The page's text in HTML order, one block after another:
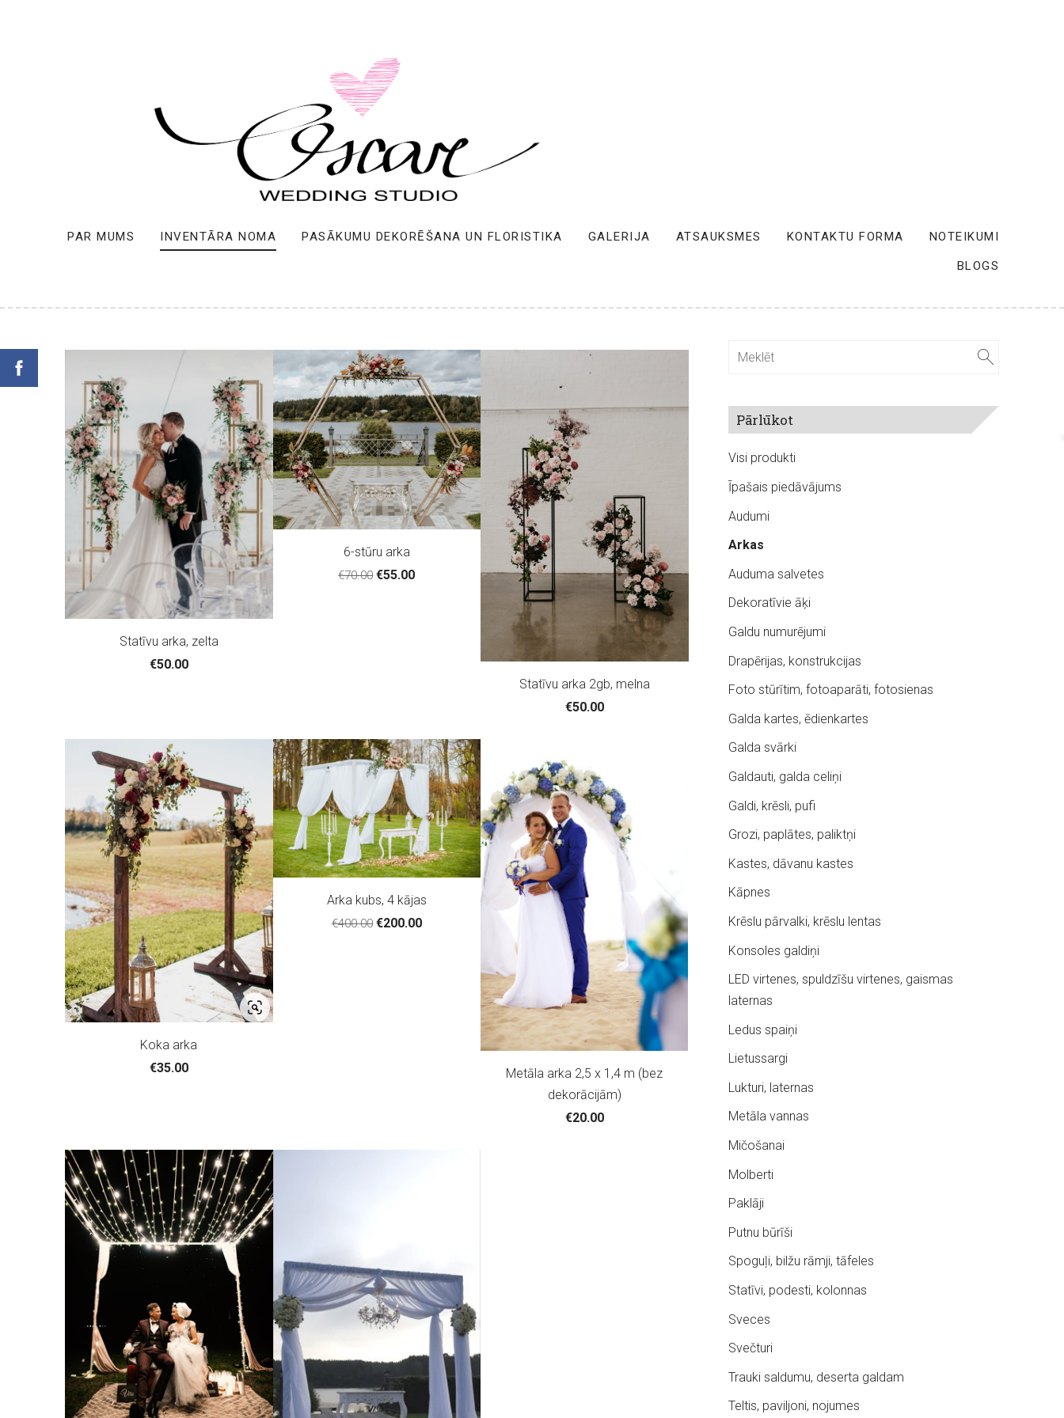
PAR MUMS INVENTĀRA NOMA PASĀKUMU DEKORĒŠANA UN FLORISTIKA GALERIJA ATSAUKSMES KONTAKTU FORMA NOTEIKUMI
BLOGS
Pārlūkot
Visi produkti
Īpašais piedāvājums
Audumi
Arkas
Auduma salvetes
Dekoratīvie āķi
Galdu numurējumi
Drapērijas, konstrukcijas
Foto stūrītim, fotoaparāti, fotosienas
Galda kartes, ēdienkartes
Galda svārki
Galdauti, galda celiņi
Galdi, krēsli, pufi
Grozi, paplātes, paliktņi
Kastes, dāvanu kastes
Kāpnes
Krēslu pārvalki, krēslu lentas
Konsoles galdiņi
LED virtenes, spuldzīšu virtenes, gaismas
laternas
Ledus spaiņi
Lietussargi
Lukturi, laternas
Metāla vannas
Mičošanai
Molberti
Paklāji
Putnu būrīši
Spoguļi, bilžu rāmji, tāfeles
Statīvi, podesti, kolonnas
Sveces
Svečturi
Trauki saldumu, deserta galdam
Teltis, paviljoni, nojumes
Statīvu arka, zelta
€50.00
6-stūru arka
€70.00 €55.00
Statīvu arka 2gb, melna
€50.00
Koka arka
€35.00
Arka kubs, 4 kājas
€400.00 €200.00
Metāla arka 2,5 x 1,4 m (bez
dekorācijām)
€20.00